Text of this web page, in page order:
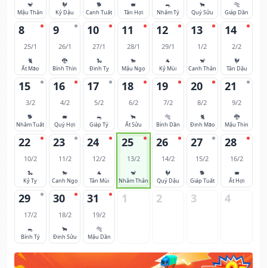
🐒
Mậu Thân
🐓
Kỷ Dậu
🐕
Canh Tuất
🐖
Tân Hợi
🐀
Nhâm Tý
🐂
Quý Sửu
🐅
Giáp Dần
8
25/1
🐈
Ất Mão
9
26/1
🐉
Bính Thìn
10
27/1
🐍
Đinh Tỵ
11
28/1
🐎
Mậu Ngọ
12
29/1
🐐
Kỷ Mùi
13
1/2
🐒
Canh Thân
14
2/2
🐓
Tân Dậu
15
3/2
🐕
Nhâm Tuất
16
4/2
🐖
Quý Hợi
17
5/2
🐀
Giáp Tý
18
6/2
🐂
Ất Sửu
19
7/2
🐅
Bính Dần
20
8/2
🐈
Đinh Mão
21
9/2
🐉
Mậu Thìn
22
10/2
🐍
Kỷ Tỵ
23
11/2
🐎
Canh Ngọ
24
12/2
🐐
Tân Mùi
25
13/2
🐒
Nhâm Thân
26
14/2
🐓
Quý Dậu
27
15/2
🐕
Giáp Tuất
28
16/2
🐖
Ất Hợi
29
17/2
🐀
Bính Tý
30
18/2
🐂
Đinh Sửu
31
19/2
🐅
Mậu Dần
1 2 3 4